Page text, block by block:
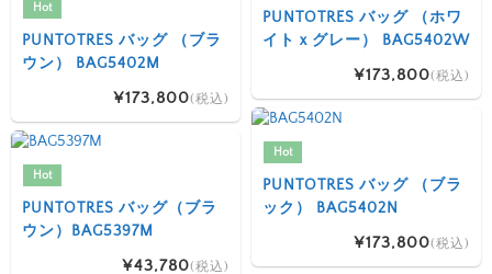
PUNTOTRES バッグ （ホワ
イトｘグレー） BAG5402W
¥173,800(税込)
Hot
PUNTOTRES バッグ （ブラ
ウン） BAG5402M
¥173,800(税込)
Hot
PUNTOTRES バッグ （ブラ
ック） BAG5402N
¥173,800(税込)
Hot
PUNTOTRES バッグ（ブラ
ウン）BAG5397M
¥43,780(税込)